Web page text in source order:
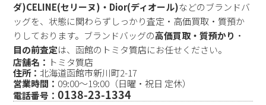
ダ)CELINE(セリーヌ)・Dior(ディオール)などのブランドバ
ッグを、状態に関わらずしっかり査定・高価買取・質預か
りしております。 ブランドバッグの高価買取・質預かり ・
目の前査定は、函館のトミタ質店にお任せください。
店舗名： トミタ質店
住所：北海道函館市新川町2-17
営業時間： 09:00〜19:00（日曜・祝日 定休）
電話番号：0138-23-1334